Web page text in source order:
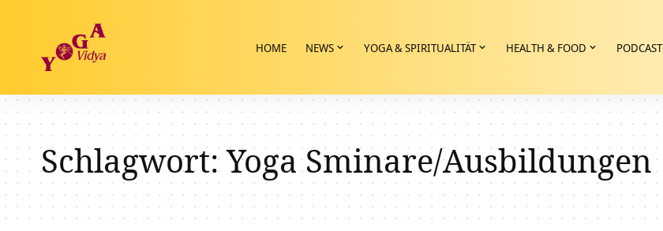
HOME NEWS YOGA & SPIRITUALITÄT HEALTH & FOOD PODCAST
Schlagwort:Yoga Sminare/Ausbildungen